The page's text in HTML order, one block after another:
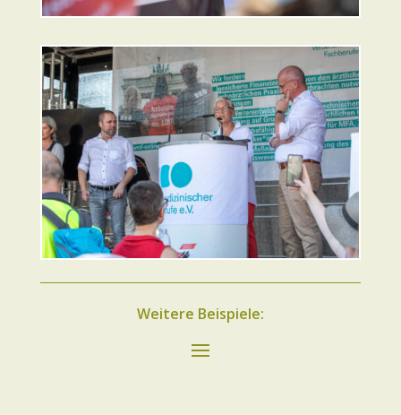
Weitere Beispiele: